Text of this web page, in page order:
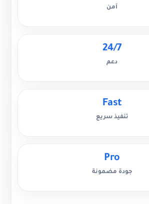
آمن
24/7
دعم
Fast
تنفيذ سريع
Pro
جودة مضمونة